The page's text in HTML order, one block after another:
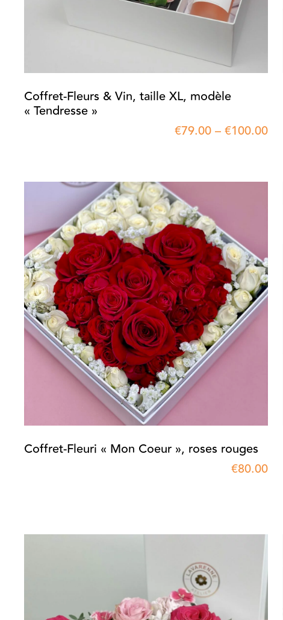
Coffret-Fleurs & Vin, taille XL, modèle
« Tendresse »
€79.00–€100.00
Coffret-Fleuri « Mon Coeur », roses rouges
€80.00